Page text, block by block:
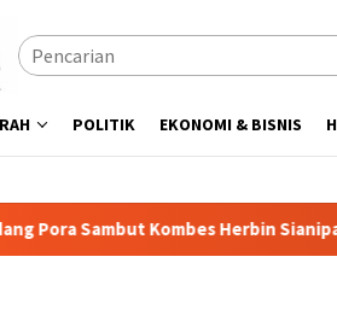
POLITIK EKONOMI & BISNIS
Herbin Sianipar, Babak Baru